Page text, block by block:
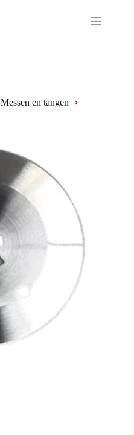
Messen en tangen